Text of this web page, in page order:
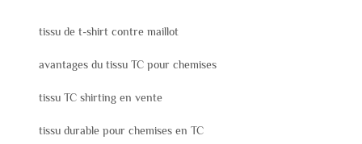
tissu de t-shirt contre maillot
avantages du tissu TC pour chemises
tissu TC shirting en vente
tissu durable pour chemises en TC